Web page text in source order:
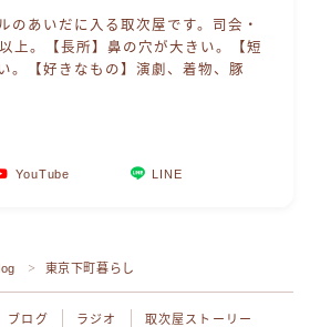
のあいだに入る取次屋です。司会・
上。【長所】鼻の穴が大きい。【短
。【好きなもの】演劇、着物、豚
YouTube LINE
＞ 東京下町暮らし
ブログ ラジオ 取次屋ストーリー